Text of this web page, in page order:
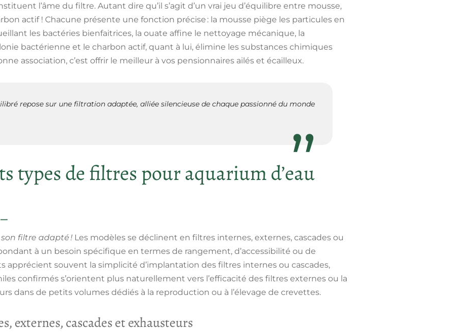
l’âme du filtre. Autant dire qu’il s’agit d’un vrai jeu d’équilibre entre mousse,
actif ! Chacune présente une fonction précise : la mousse piège les particules en
les bactéries bienfaitrices, la ouate affine le nettoyage mécanique, la
bactérienne et le charbon actif, quant à lui, élimine les substances chimiques
association, c’est offrir le meilleur à vos pensionnaires ailés et écailleux.
repose sur une filtration adaptée, alliée silencieuse de chaque passionné du monde
types de filtres pour aquarium d’eau
son filtre adapté ! Les modèles se déclinent en filtres internes, externes, cascades ou
à un besoin spécifique en termes de rangement, d’accessibilité ou de
apprécient souvent la simplicité d’implantation des filtres internes ou cascades,
confirmés s’orientent plus naturellement vers l’efficacité des filtres externes ou la
dans de petits volumes dédiés à la reproduction ou à l’élevage de crevettes.
externes, cascades et exhausteurs